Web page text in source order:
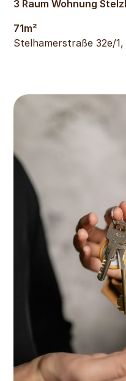
3 Raum Wohnung
71m²
Stelhamerstraße 32e/